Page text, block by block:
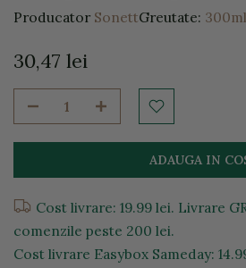
Producator SonettGreutate: 300ml
30,47 lei
ADAUGA IN
Cost livrare: 19.99 lei. Livrare
comenzile peste 200 lei.
Cost livrare Easybox Sameday: